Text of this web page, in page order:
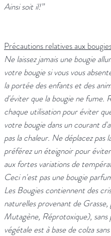
Ainsi soit il!”
Précautions relatives aux
Ne laissez jamais une bougie
votre bougie si vous vous
la portée des enfants et des
d'éviter que la bougie ne fume.
chaque utilisation pour éviter
votre bougie dans un courant
pas la chaleur. Ne déplacez
préférez un éteignoir pour
aux fortes variations de
Ceci n'est pas une bougie
Les Bougies contiennent des
naturelles provenant de
Mutagène, Réprotoxique),
végétale est à base de colza